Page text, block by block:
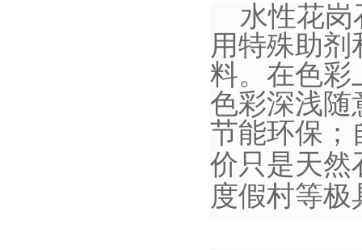
水性花岗
用特殊助
料。在色彩
色彩深浅随
节能环保；
价只是天然
度假村等